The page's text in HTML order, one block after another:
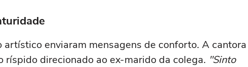
enviaram mensagens de conforto. A cantora
ríspido direcionado ao ex-marido da colega. "Sinto